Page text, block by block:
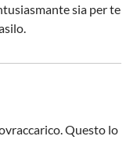
sia per te
Questo lo